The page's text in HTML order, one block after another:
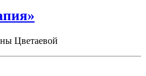
Цветаевой